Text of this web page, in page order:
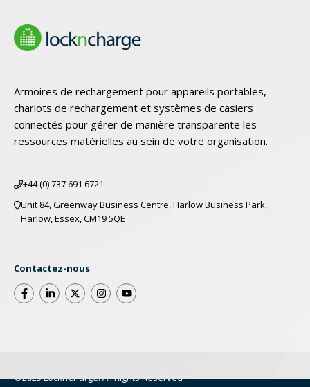
Armoires de rechargement pour appareils portables,
chariots de rechargement et systèmes de casiers
connectés pour gérer de manière transparente les
ressources matérielles au sein de votre organisation.
+44 (0) 737 691 6721
Unit 84, Greenway Business Centre, Harlow Business Park,
Harlow, Essex, CM19 5QE
Contactez-nous
©2025 LocknCharge. All Rights Reserved